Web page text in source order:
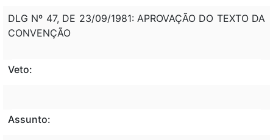
DLG Nº 47, DE 23/09/1981: APROVAÇÃO DO TEXTO DA
CONVENÇÃO
Veto:
Assunto: